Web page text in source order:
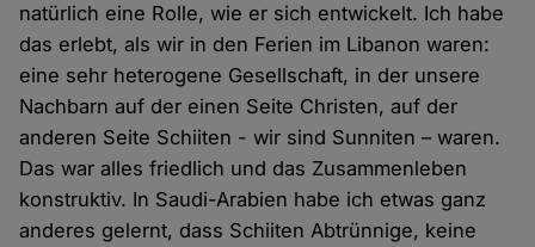
natürlich eine Rolle, wie er sich entwickelt. Ich habe
das erlebt, als wir in den Ferien im Libanon waren:
eine sehr heterogene Gesellschaft, in der unsere
Nachbarn auf der einen Seite Christen, auf der
anderen Seite Schiiten - wir sind Sunniten – waren.
Das war alles friedlich und das Zusammenleben
konstruktiv. In Saudi-Arabien habe ich etwas ganz
anderes gelernt, dass Schiiten Abtrünnige, keine